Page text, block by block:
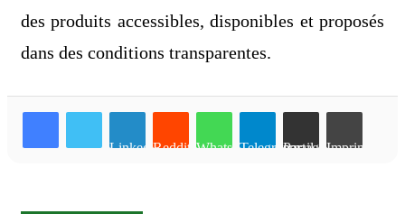
des produits accessibles, disponibles et proposés
dans des conditions transparentes.
LinkedinReddit WhatsAppTelegramPartager par email Imprimer